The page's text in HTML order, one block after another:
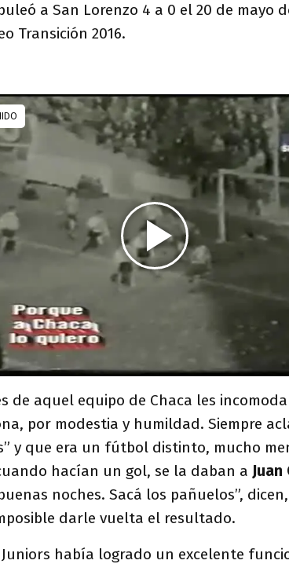
a San Lorenzo 4 a 0 el 20 de mayo
Transición 2016.
de aquel equipo de Chaca les
por modestia y humildad. Siempre
y que era un fútbol distinto, mucho
hacían un gol, se la daban a Juan
noches. Sacá los pañuelos”,
darle vuelta el resultado.
Juniors había logrado un excelente